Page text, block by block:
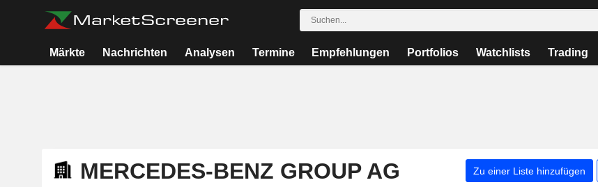
Märkte Nachrichten Analysen Termine Empfehlungen Portfolios Watchlists Trading
MERCEDES-BENZ GROUP AG Zu einer Liste hinzufügen